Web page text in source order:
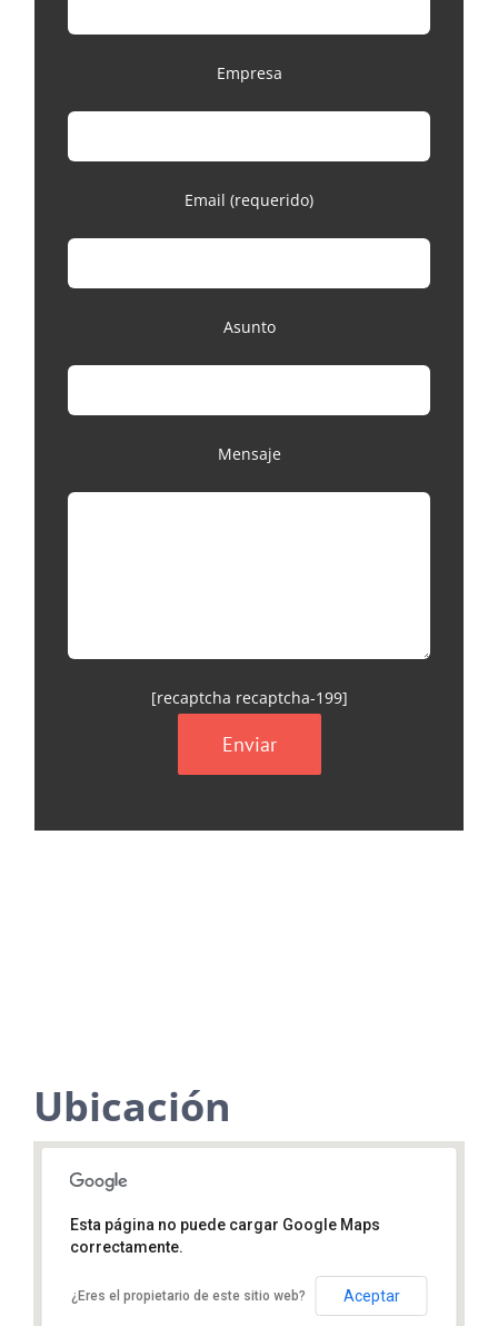
Empresa
Email (requerido)
Asunto
Mensaje
[recaptcha recaptcha-199]
Ubicación
Calz Lázaro Cárdenas & Fuelle, Lázaro
Cárdenas, 44490 Guadalajara, Jal.
Esta página no puede cargar Google Maps
correctamente.
¿Eres el propietario de este sitio web? Aceptar